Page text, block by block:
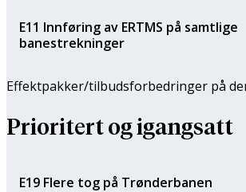
E11 Innføring av ERTMS på samtlige
banestrekninger
Effektpakker/tilbuds­forbedringer på
Prioritert og igangsatt
E19 Flere tog på Trønderbanen